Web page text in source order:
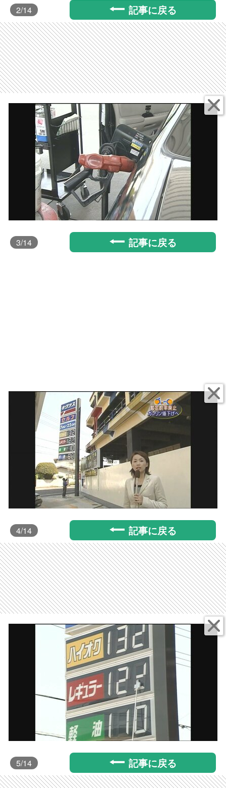
2/14 記事に戻る
3/14 記事に戻る
4/14 記事に戻る
5/14 記事に戻る